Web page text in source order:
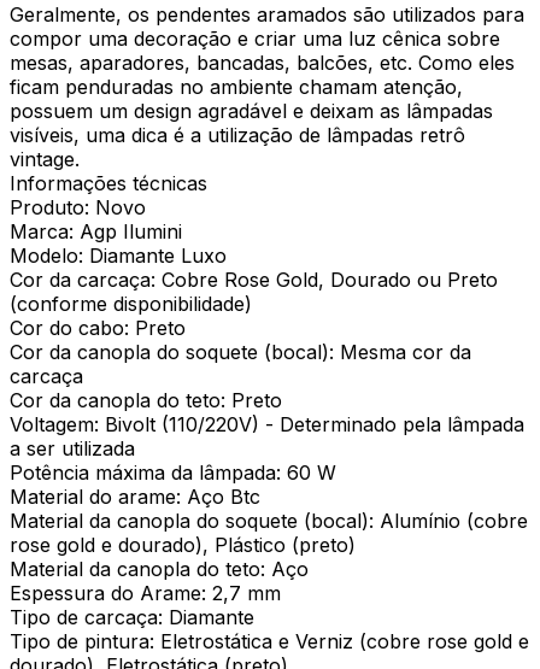
Geralmente, os pendentes aramados são utilizados para
compor uma decoração e criar uma luz cênica sobre
mesas, aparadores, bancadas, balcões, etc. Como eles
ficam penduradas no ambiente chamam atenção,
possuem um design agradável e deixam as lâmpadas
visíveis, uma dica é a utilização de lâmpadas retrô
vintage.
Informações técnicas
Produto: Novo
Marca: Agp Ilumini
Modelo: Diamante Luxo
Cor da carcaça: Cobre Rose Gold, Dourado ou Preto
(conforme disponibilidade)
Cor do cabo: Preto
Cor da canopla do soquete (bocal): Mesma cor da
carcaça
Cor da canopla do teto: Preto
Voltagem: Bivolt (110/220V) - Determinado pela lâmpada
a ser utilizada
Potência máxima da lâmpada: 60 W
Material do arame: Aço Btc
Material da canopla do soquete (bocal): Alumínio (cobre
rose gold e dourado), Plástico (preto)
Material da canopla do teto: Aço
Espessura do Arame: 2,7 mm
Tipo de carcaça: Diamante
Tipo de pintura: Eletrostática e Verniz (cobre rose gold e